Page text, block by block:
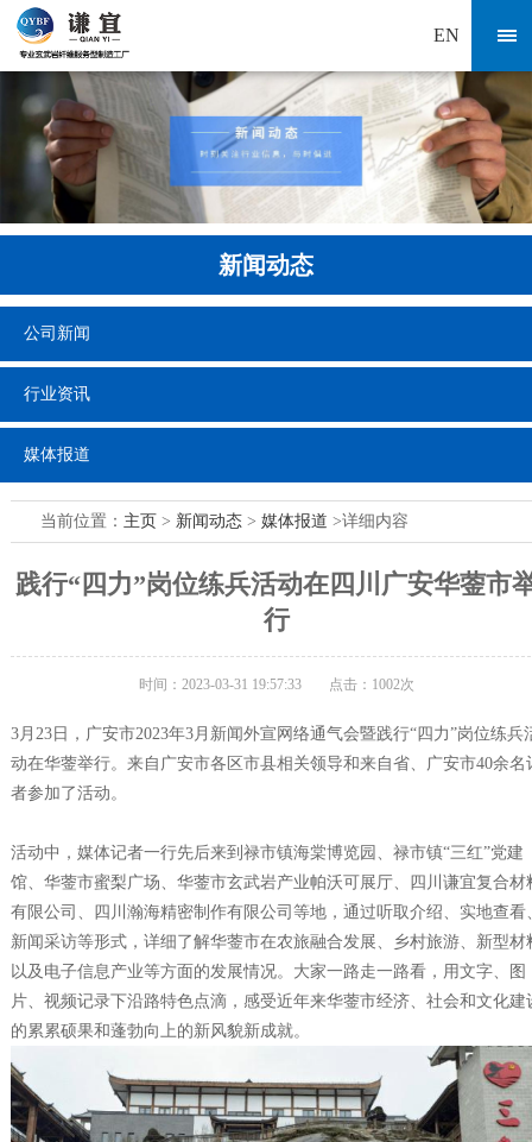
EN
新闻动态
公司新闻
行业资讯
媒体报道
当前位置： 主页 > 新闻动态> 媒体报道 >详细内容
践行“四力”岗位练兵活动在四川广安华蓥市
行
时间：2023-03-31 19:57:33 点击： 1002次
3月23日，广安市2023年3月新闻外宣网络通气会暨践行“四力”岗位练兵
动在华蓥举行。来自广安市各区市县相关领导和来自省、广安市40余名
者参加了活动。
活动中，媒体记者一行先后来到禄市镇海棠博览园、禄市镇“三红”党建
馆、华蓥市蜜梨广场、华蓥市玄武岩产业帕沃可展厅、四川谦宜复合材
有限公司、四川瀚海精密制作有限公司等地，通过听取介绍、实地查看
新闻采访等形式，详细了解华蓥市在农旅融合发展、乡村旅游、新型材
以及电子信息产业等方面的发展情况。大家一路走一路看，用文字、图
片、视频记录下沿路特色点滴，感受近年来华蓥市经济、社会和文化建
的累累硕果和蓬勃向上的新风貌新成就。